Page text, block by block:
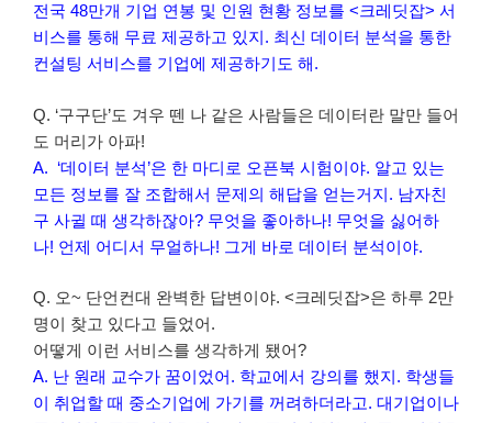
전국 48만개 기업 연봉 및 인원 현황 정보를 <크레딧잡> 서
비스를 통해 무료 제공하고 있지. 최신 데이터 분석을 통한
컨설팅 서비스를 기업에 제공하기도 해.
Q. ‘구구단’도 겨우 뗀 나 같은 사람들은 데이터란 말만 들어
도 머리가 아파!
A. ‘데이터 분석’은 한 마디로 오픈북 시험이야. 알고 있는
모든 정보를 잘 조합해서 문제의 해답을 얻는거지. 남자친
구 사귈 때 생각하잖아? 무엇을 좋아하나! 무엇을 싫어하
나! 언제 어디서 무얼하나! 그게 바로 데이터 분석이야.
Q. 오~ 단언컨대 완벽한 답변이야. <크레딧잡>은 하루 2만
명이 찾고 있다고 들었어.
어떻게 이런 서비스를 생각하게 됐어?
A. 난 원래 교수가 꿈이었어. 학교에서 강의를 했지. 학생들
이 취업할 때 중소기업에 가기를 꺼려하더라고. 대기업이나